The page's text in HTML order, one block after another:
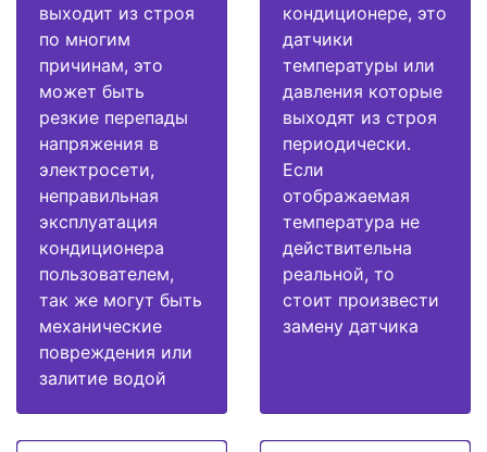
выходит из строя
по многим
причинам, это
может быть
резкие перепады
напряжения в
электросети,
неправильная
эксплуатация
кондиционера
пользователем,
так же могут быть
механические
повреждения или
залитие водой
кондиционере, это
датчики
температуры или
давления которые
выходят из строя
периодически.
Если
отображаемая
температура не
действительна
реальной, то
стоит произвести
замену датчика